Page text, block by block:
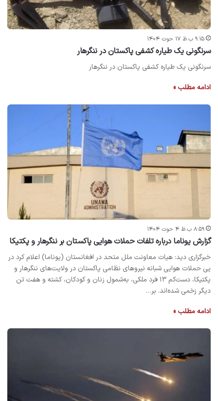
۹:۱۵ ب.ظ ۱۷ حوت ۱۴۰۴
سرنگونی یک طیاره کشفی پاکستان در ننگرهار
سرنگونی یک طیاره کشفی پاکستان در ننگرهار
ادامه مطلب »
۸:۵۹ ب.ظ ۴ حوت ۱۴۰۴
گزارش یوناما درباره تلفات حملات هوایی پاکستان بر ننگرهار و پکتیکا
خبرگزاری دید: هیات معاونت ملل متحد در افغانستان (یوناما) اعلام کرد در
پی حملات هوایی شبانه نیروهای نظامی پاکستان در ولایت‌های ننگرهار و
پکتیکا، دست‌کم ۱۳ فرد ملکی، به‌شمول زنان و کودکان، کشته و هفت تن
دیگر زخمی شده‌اند. بر…
ادامه مطلب »